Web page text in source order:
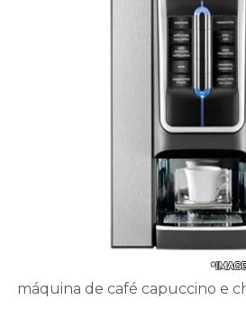
máquina de café capuccino e